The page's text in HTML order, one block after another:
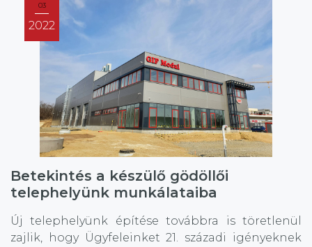
Betekintés a készülő gödöllői
telephelyünk munkálataiba
03
2022
Új telephelyünk építése továbbra is töretlenül
zajlik, hogy Ügyfeleinket 21. századi igényeknek